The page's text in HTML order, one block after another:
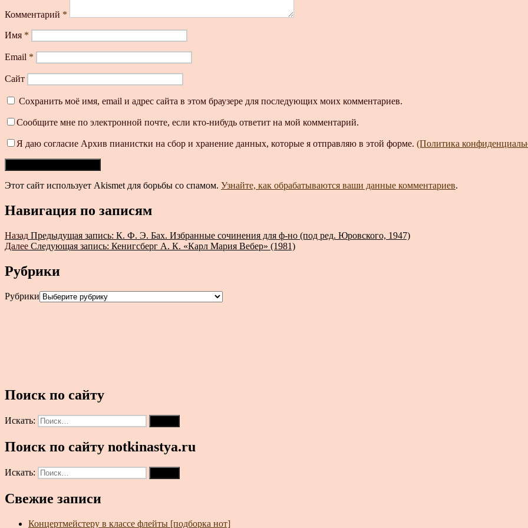
Комментарий *
Имя *
Email *
Сайт
Сохранить моё имя, email и адрес сайта в этом браузере для последующих моих комментариев.
Сообщите мне по электронной почте, если кто-нибудь ответит на мой комментарий.
Я даю согласие Архив пианистки на сбор и хранение данных, которые я отправляю в этой форме. (Политика
Этот сайт использует Akismet для борьбы со спамом. Узнайте, как обрабатываются ваши данные комментариев.
Навигация по записям
Назад Предыдущая запись: К. Ф. Э. Бах. Избранные сочинения для ф-но (под ред. Юровского, 1947)
Далее Следующая запись: Кенигсберг А. К. «Карл Мария Вебер» (1981)
Рубрики
Рубрики
Поиск по сайту
Искать:
Поиск по сайту notkinastya.ru
Искать:
Свежие записи
Концертмейстеру в классе флейты [подборка нот]